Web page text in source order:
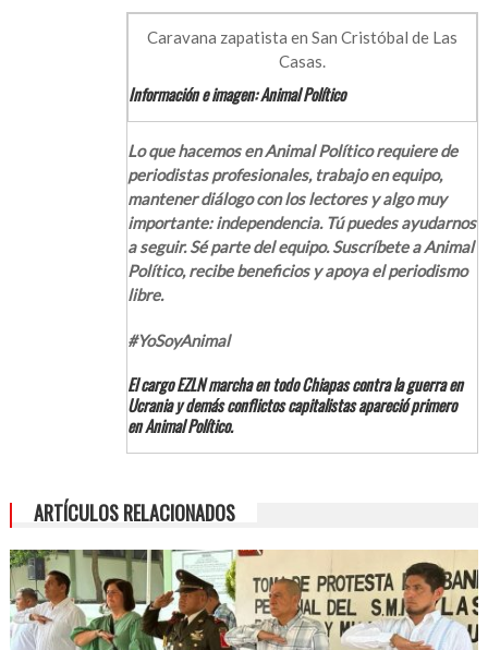
Caravana zapatista en San Cristóbal de Las
Casas.
Información e imagen: Animal Político
Lo que hacemos en Animal Político requiere de
periodistas profesionales, trabajo en equipo,
mantener diálogo con los lectores y algo muy
importante: independencia. Tú puedes ayudarnos
a seguir. Sé parte del equipo. Suscríbete a Animal
Político, recibe beneficios y apoya el periodismo
libre.
#YoSoyAnimal
El cargo EZLN marcha en todo Chiapas contra la guerra en
Ucrania y demás conflictos capitalistas apareció primero
en Animal Político.
ARTÍCULOS RELACIONADOS